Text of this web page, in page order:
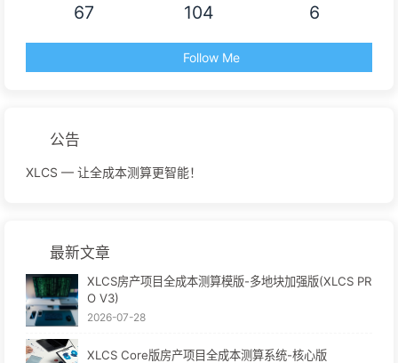
67 104 6
Follow Me
公告
XLCS — 让全成本测算更智能！
最新文章
XLCS房产项目全成本测算模版-多地块加强版(XLCS PR
O V3)
2026-07-28
XLCS Core版房产项目全成本测算系统-核心版